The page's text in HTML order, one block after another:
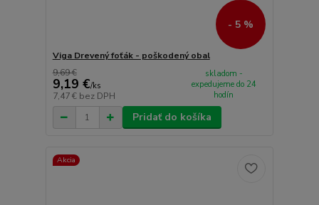
- 5 %
Viga Drevený foťák - poškodený obal
9,69 €
9,19 €/ks
7,47 € bez DPH
skladom -
expedujeme do 24
hodín
Pridať do košíka
Akcia